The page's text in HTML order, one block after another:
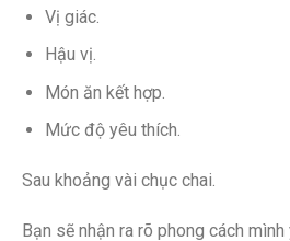
Vị giác.
Hậu vị.
Món ăn kết hợp.
Mức độ yêu thích.
Sau khoảng vài chục chai.
Bạn sẽ nhận ra rõ phong cách mình